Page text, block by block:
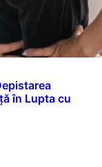
în Lupta cu